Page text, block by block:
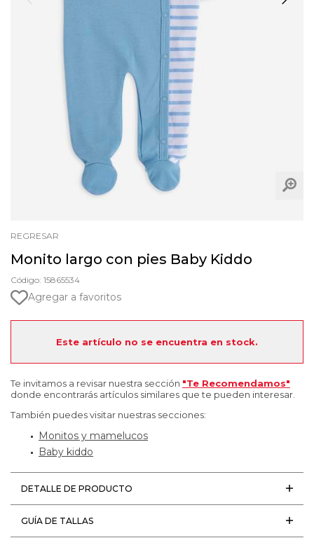
REGRESAR
Monito largo con pies Baby Kiddo
Código: 15865534
Agregar a favoritos
Este artículo no se encuentra en stock.
Te invitamos a revisar nuestra sección "Te Recomendamos"
donde encontrarás artículos similares que te pueden interesar.
También puedes visitar nuestras secciones:
Monitos y mamelucos
Baby kiddo
DETALLE DE PRODUCTO
GUÍA DE TALLAS